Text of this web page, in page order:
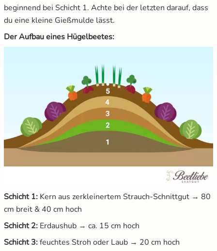
beginnend bei Schicht 1. Achte bei der letzten darauf, dass
du eine kleine Gießmulde lässt.
Der Aufbau eines Hügelbeetes:
Schicht 1: Kern aus zerkleinertem Strauch-Schnittgut → 80
cm breit & 40 cm hoch
Schicht 2: Erdaushub → ca. 15 cm hoch
Schicht 3:feuchtes Stroh oder Laub → 20 cm hoch